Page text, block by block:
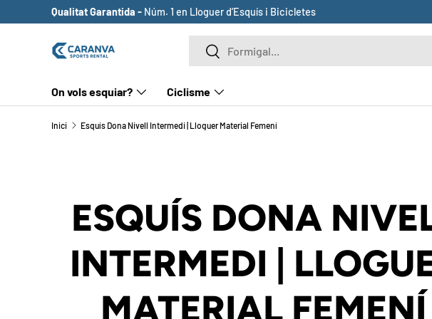
ANAR AL CONTINGUT
Qualitat Garantida - Núm. 1 en Lloguer d’Esquís i Bicicletes
CercaCerca
On vols esquiar? Ciclisme
Inici Esquís Dona Nivell Intermedi | Lloguer Material Femení
ESQUÍS DONA
INTERMEDI |
MATERIAL FEMENÍ